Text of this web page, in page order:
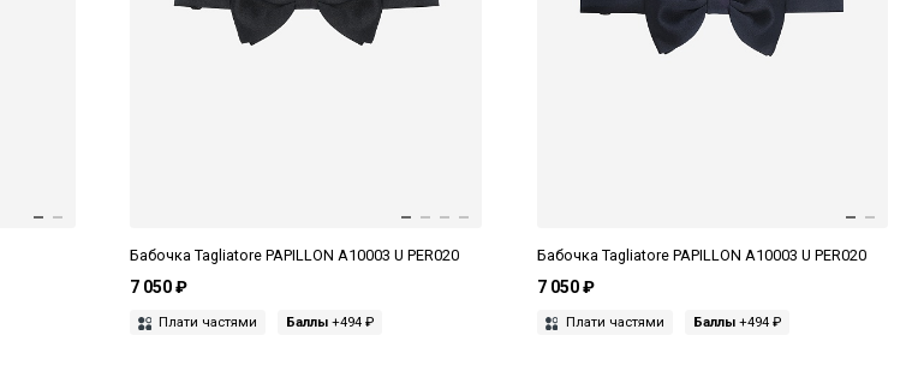
Бабочка Tagliatore PAPILLON A10003 U PER020
7 050 ₽
Плати частями Баллы +494 ₽
Бабочка Tagliatore PAPILLON A10003 U PER020
7 050 ₽
Плати частями Баллы+494 ₽